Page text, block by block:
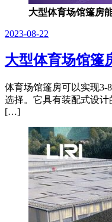
大型体育场馆篷房
2023-08-22
大型体育场馆篷
体育场馆篷房可以实现3-
选择。它具有装配式设
[…]